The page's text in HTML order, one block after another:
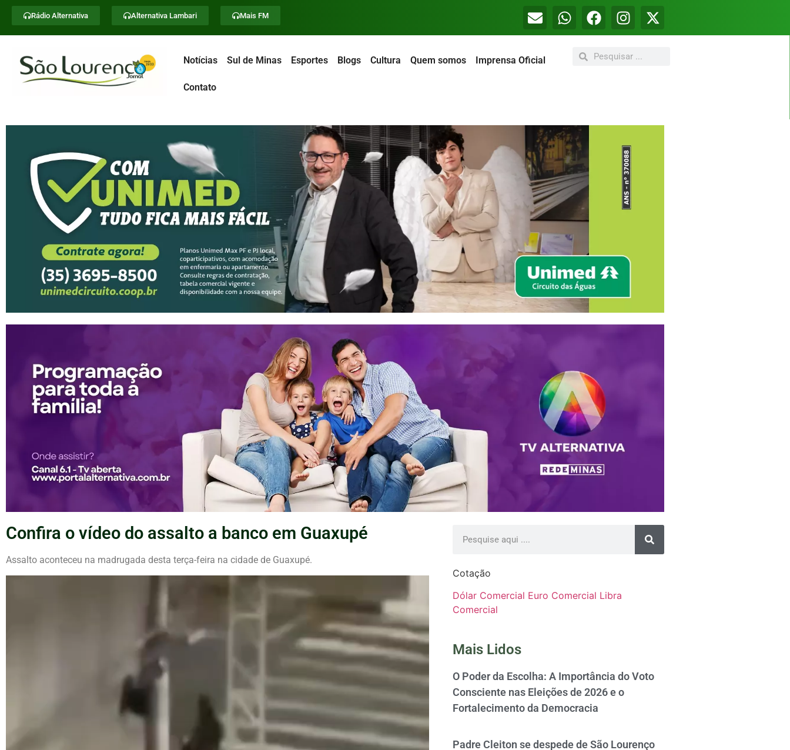
Rádio Alternativa Alternativa Lambari Mais FM
Notícias Sul de Minas Esportes Blogs Cultura Quem somos Imprensa Oficial
Contato
Confira o vídeo do assalto a banco em Guaxupé
Assalto aconteceu na madrugada desta terça-feira na cidade de Guaxupé.
Cotação
Dólar Comercial Euro Comercial Libra
Comercial
Mais Lidos
O Poder da Escolha: A Importância do Voto
Consciente nas Eleições de 2026 e o
Fortalecimento da Democracia
Padre Cleiton se despede de São Lourenço